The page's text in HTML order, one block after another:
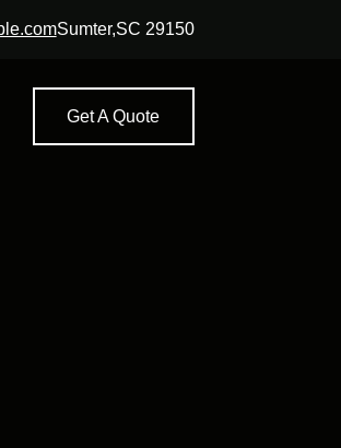
Sumter,SC 29150
Get A Quote